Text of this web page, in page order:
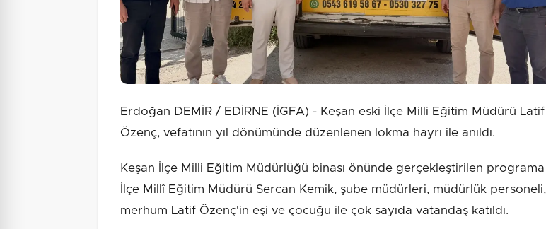
Erdoğan DEMİR / EDİRNE (İGFA) - Keşan eski İlçe Milli Eğitim Müdürü Latif
Özenç, vefatının yıl dönümünde düzenlenen lokma hayrı ile anıldı.
Keşan İlçe Milli Eğitim Müdürlüğü binası önünde gerçekleştirilen programa
İlçe Millî Eğitim Müdürü Sercan Kemik, şube müdürleri, müdürlük personeli,
merhum Latif Özenç'in eşi ve çocuğu ile çok sayıda vatandaş katıldı.